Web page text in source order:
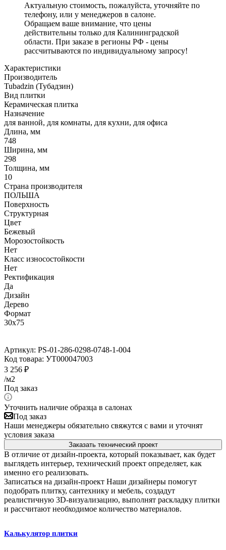
Актуальную стоимость, пожалуйста, уточняйте по
телефону, или у менеджеров в салоне.
Обращаем ваше внимание, что цены
действительны только для Калининградской
области. При заказе в регионы РФ - цены
рассчитываются по индивидуальному запросу!
Характеристики
Производитель
Tubadzin (Тубадзин)
Вид плитки
Керамическая плитка
Назначение
для ванной, для комнаты, для кухни, для офиса
Длина, мм
748
Ширина, мм
298
Толщина, мм
10
Страна производителя
ПОЛЬША
Поверхность
Структурная
Цвет
Бежевый
Морозостойкость
Нет
Класс износостойкости
Нет
Ректификация
Да
Дизайн
Дерево
Формат
30x75
Артикул: PS-01-286-0298-0748-1-004
Код товара: УТ000047003
3 256 ₽
/м2
Под заказ
Уточнить наличие образца в салонах
Под заказ
Наши менеджеры обязательно свяжутся с вами и уточнят
условия заказа
Заказать технический проект
В отличие от дизайн-проекта, который показывает, как будет
выглядеть интерьер, технический проект определяет, как
именно его реализовать.
Записаться на дизайн-проект Наши дизайнеры помогут
подобрать плитку, сантехнику и мебель, создадут
реалистичную 3D-визуализацию, выполнят раскладку плитки
и рассчитают необходимое количество материалов.
Калькулятор плитки